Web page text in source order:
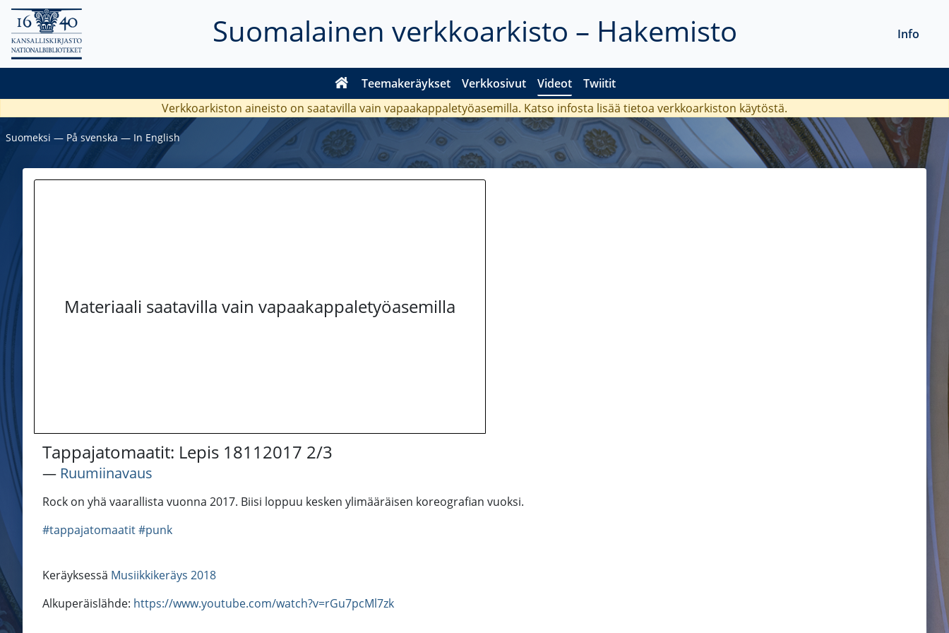
Suomalainen verkkoarkisto – Hakemisto
Teemakeräykset Verkkosivut Videot Twiitit
Info
Verkkoarkiston aineisto on saatavilla vain vapaakappaletyöasemilla. Katso infosta lisää tietoa verkkoarkiston käytöstä.
Suomeksi ― På svenska ― In English
Materiaali saatavilla vain vapaakappaletyöasemilla
Tappajatomaatit: Lepis 18112017 2/3
― Ruumiinavaus
Rock on yhä vaarallista vuonna 2017. Biisi loppuu kesken ylimääräisen koreografian vuoksi.
#tappajatomaatit#punk
Keräyksessä Musiikkikeräys 2018
Alkuperäislähde: https://www.youtube.com/watch?v=rGu7pcMl7zk